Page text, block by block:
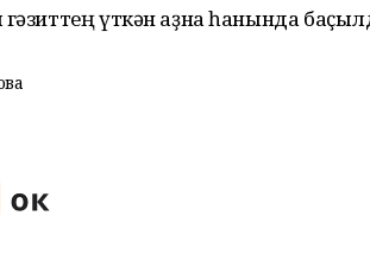
үткән аҙна һанында